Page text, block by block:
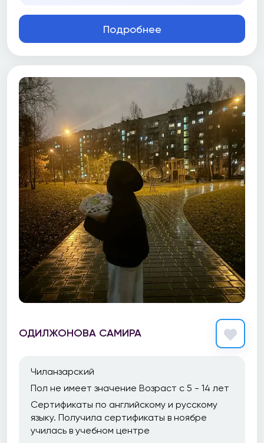
Подробнее
ОДИЛЖОНОВА САМИРА
Чиланзарский
Пол не имеет значение Возраст с 5 - 14 лет
Сертификаты по английскому и русскому
языку. Получила сертификаты в ноябре
училась в учебном центре